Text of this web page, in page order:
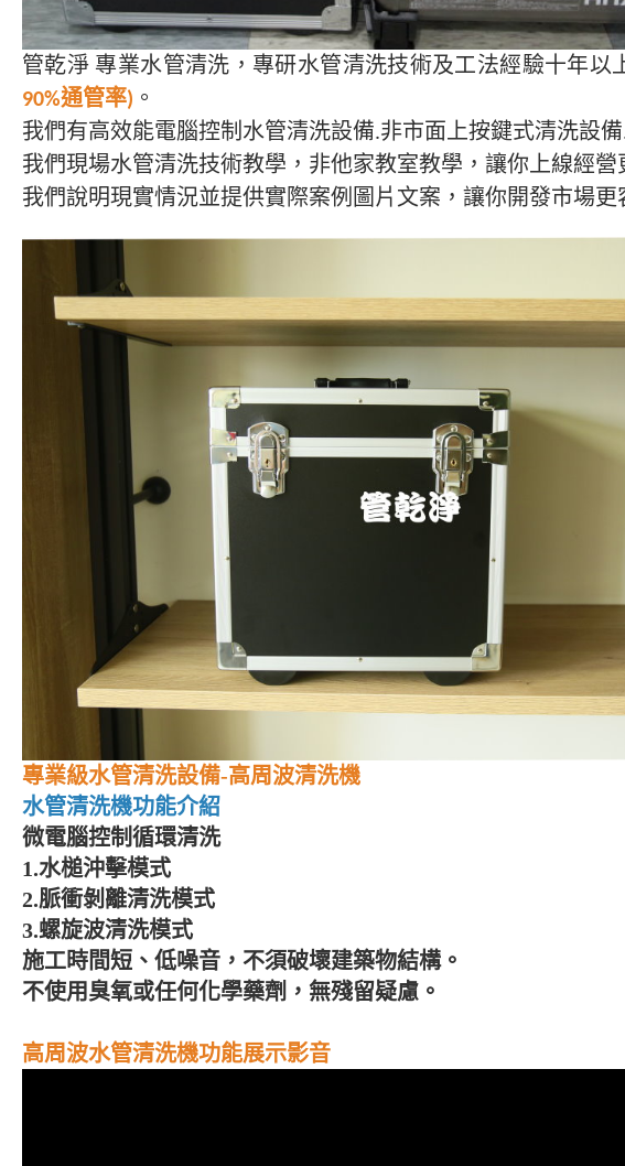
管乾淨 專業水管清洗，專研水管清洗技術及工法經驗十年
90%通管率) 。
我們有高效能電腦控制水管清洗設備.非市面上按鍵式清洗設備
我們現場水管清洗技術教學，非他家教室教學，讓你上線經營
我們說明現實情況並提供實際案例圖片文案，讓你開發市場更
專業級水管清洗設備-高周波清洗機
水管清洗機功能介紹
微電腦控制循環清洗
1.水槌沖擊模式
2.脈衝剝離清洗模式
3.螺旋波清洗模式
施工時間短、低噪音，不須破壞建築物結構。
不使用臭氧或任何化學藥劑，無殘留疑慮。
高周波水管清洗機功能展示影音